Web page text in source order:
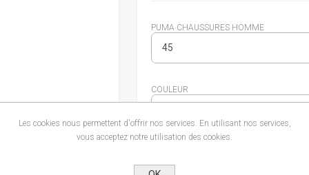
PUMA CHAUSSURES HOMME
COULEUR
Les cookies nous permettent d'offrir nos services. En utilisant nos services,
vous acceptez notre utilisation des cookies.